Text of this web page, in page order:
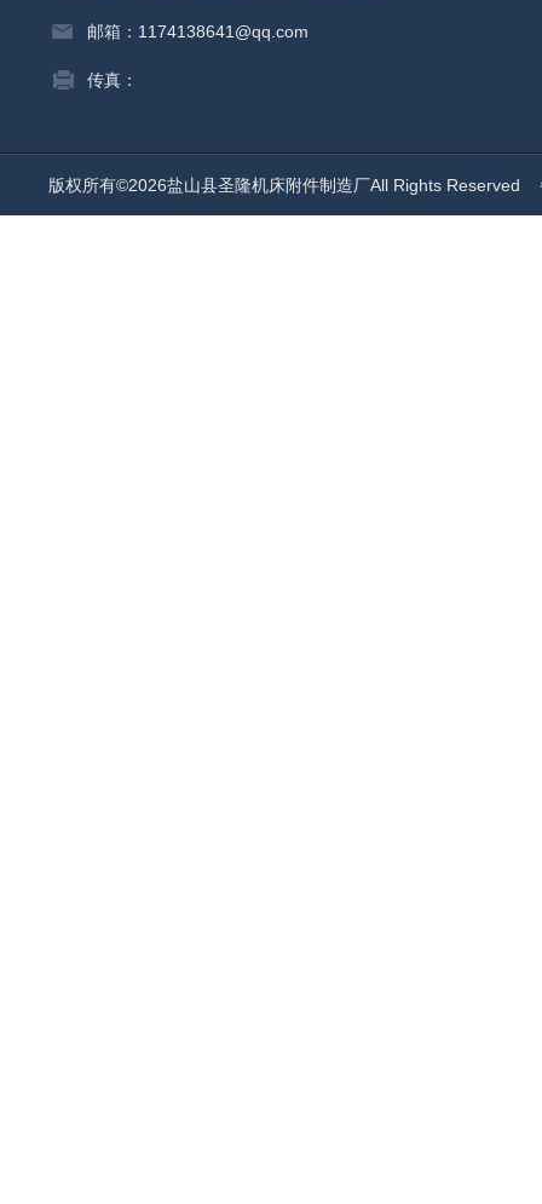
邮箱：1174138641@qq.com
传真：
版权所有©2026盐山县圣隆机床附件制造厂All Rights Reserved